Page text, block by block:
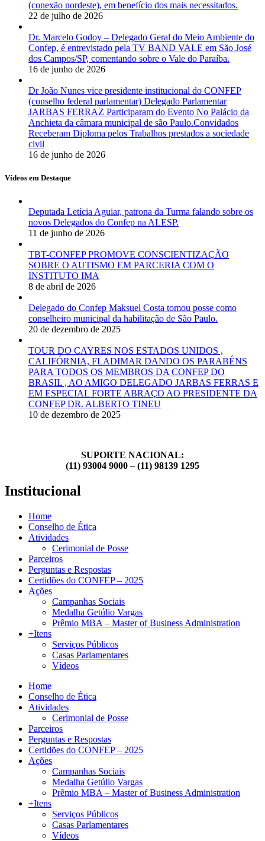
(conexão nordeste), em benefício dos mais necessitados.
22 de julho de 2026
Dr. Marcelo Godoy – Delegado Geral do Meio Ambiente do
Confep, é entrevistado pela TV BAND VALE em São José
dos Campos/SP, comentando sobre o Vale do Paraíba.
16 de junho de 2026
Dr João Nunes vice presidente institucional do CONFEP
(conselho federal parlamentar) Delegado Parlamentar
JARBAS FERRAZ Participaram do Evento No Palácio da
Anchieta da câmara municipal de são Paulo.Convidados
Receberam Diploma pelos Trabalhos prestados a sociedade
civil
16 de junho de 2026
Vídeos em Destaque
Deputada Letícia Aguiar, patrona da Turma falando sobre os
novos Delegados do Confep na ALESP.
11 de junho de 2026
TBT-CONFEP PROMOVE CONSCIENTIZAÇÃO
SOBRE O AUTISMO EM PARCERIA COM O
INSTITUTO IMA
8 de abril de 2026
Delegado do Confep Maksuel Costa tomou posse como
conselheiro municipal da habilitação de São Paulo.
20 de dezembro de 2025
TOUR DO CAYRES NOS ESTADOS UNIDOS ,
CALIFÓRNIA, FLADIMAR DANDO OS PARABÉNS
PARA TODOS OS MEMBROS DA CONFEP DO
BRASIL , AO AMIGO DELEGADO JARBAS FERRAS E
EM ESPECIAL FORTE ABRAÇO AO PRESIDENTE DA
CONFEP DR. ALBERTO TINEU
10 de dezembro de 2025
SUPORTE NACIONAL:
(11) 93004 9000 – (11) 98139 1295
Institucional
Home
Conselho de Ética
Atividades
Cerimonial de Posse
Parceiros
Perguntas e Respostas
Certidões do CONFEP – 2025
Ações
Campanhas Sociais
Medalha Getúlio Vargas
Prêmio MBA – Master of Business Administration
+Itens
Serviços Públicos
Casas Parlamentares
Vídeos
Home
Conselho de Ética
Atividades
Cerimonial de Posse
Parceiros
Perguntas e Respostas
Certidões do CONFEP – 2025
Ações
Campanhas Sociais
Medalha Getúlio Vargas
Prêmio MBA – Master of Business Administration
+Itens
Serviços Públicos
Casas Parlamentares
Vídeos